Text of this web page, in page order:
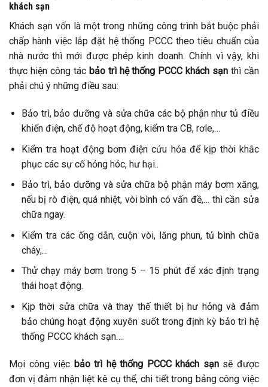
khách sạn
Khách sạn vốn là một trong những công trình bắt buộc phải
chấp hành việc lắp đặt hệ thống PCCC theo tiêu chuẩn của
nhà nước thì mới được phép kinh doanh. Chính vì vậy, khi
thực hiện công tác bảo trì hệ thống PCCC khách sạn thì cần
phải chú ý những điều sau:
Bảo trì, bảo dưỡng và sửa chữa các bộ phận như tủ điều
khiển điện, chế độ hoạt động, kiểm tra CB, rơle,…
Kiểm tra hoạt động bơm điện cứu hỏa để kịp thời khắc
phục các sự cố hỏng hóc, hư hại..
Bảo trì, bảo dưỡng và sửa chữa bộ phận máy bơm xăng,
nếu bị rò điện, quá nhiệt, vòi bình có vấn đề,… thì cần sửa
chữa ngay.
Kiểm tra các ống dẫn, cuộn vòi, lăng phun, tủ bình chữa
cháy,…
Thử chạy máy bơm trong 5 – 15 phút để xác định trạng
thái hoạt động.
Kịp thời sửa chữa và thay thế thiết bị hư hỏng và đảm
bảo chúng hoạt động xuyên suốt trong định kỳ bảo trì hệ
thống PCCC khách sạn….
Mọi công việc bảo trì hệ thống PCCC khách sạnsẽ được
đơn vị đảm nhận liệt kê cụ thể, chi tiết trong bảng công việc